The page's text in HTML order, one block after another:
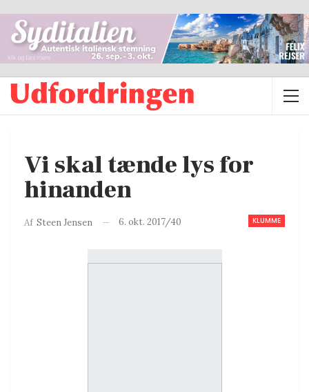
Vi skal tænde lys for
hinanden
KLUMME
Af Steen Jensen 6. okt. 2017/40